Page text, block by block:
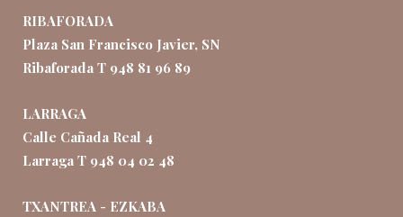
RIBAFORADA
Plaza San Francisco Javier, SN
Ribaforada T 948 81 96 89
LARRAGA
Calle Cañada Real 4
Larraga T 948 04 02 48
TXANTREA - EZKABA